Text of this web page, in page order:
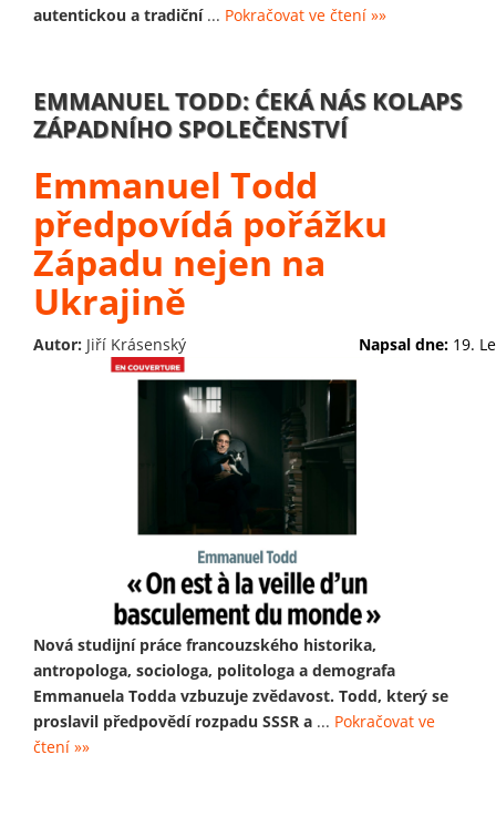
autentickou a tradiční... Pokračovat ve čtení »»
EMMANUEL TODD: ĆEKÁ NÁS KOLAPS
ZÁPADNÍHO SPOLEČENSTVÍ
Emmanuel Todd
předpovídá pořážku
Západu nejen na
Ukrajině
Autor: Jiří Krásenský Napsal dne: 19.
Nová studijní práce francouzského historika,
antropologa, sociologa, politologa a demografa
Emmanuela Todda vzbuzuje zvědavost. Todd, který se
proslavil předpovědí rozpadu SSSR a ... Pokračovat ve
čtení »»